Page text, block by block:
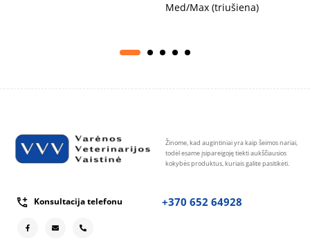
Med/Max (triušiena)
Žinome, kad augintiniai yra kaip šeimos nariai,
todėl esame įsipareigoję tiekti aukščiausios
kokybės produktus, kuriais galite pasitikėti.
Konsultacija telefonu +370 652 64928